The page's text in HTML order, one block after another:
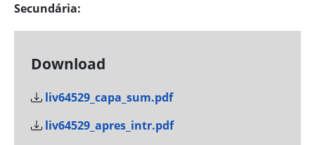
Secundária:
Download
liv64529_capa_sum.pdf
liv64529_apres_intr.pdf